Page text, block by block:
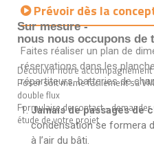
Sur mesure -
nous nous occupons de
Découvrir notre accompagnement
Poser soit même facilement sa
double flux
Formulaire de contact - demander
étude de votre projet
Prévoir dès la
Faites réaliser un plan de
réservations dans les
répartiteurs, batteries de
Jamais de passages de
condensation se formera
à l’air du bâti.